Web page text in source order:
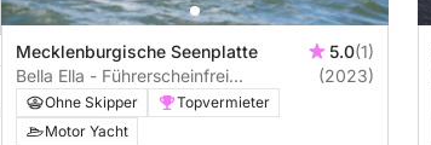
Mecklenburgische Seenplatte 5.0(1)
Bella Ella - Führerscheinfrei
(Charterschein) -
(2023)
Ohne Skipper
Topvermieter
Motor Yacht